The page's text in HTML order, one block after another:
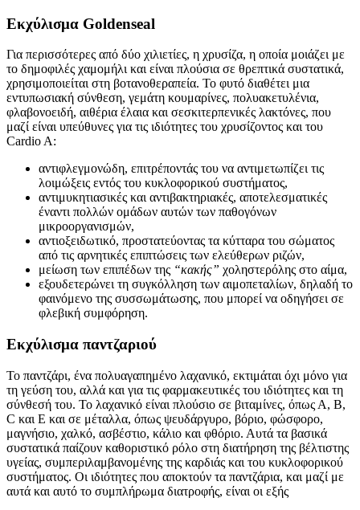
Εκχύλισμα Goldenseal
Για περισσότερες από δύο χιλιετίες, η χρυσίζα, η οποία μοιάζει με
το δημοφιλές χαμομήλι και είναι πλούσια σε θρεπτικά συστατικά,
χρησιμοποιείται στη βοτανοθεραπεία. Το φυτό διαθέτει μια
εντυπωσιακή σύνθεση, γεμάτη κουμαρίνες, πολυακετυλένια,
φλαβονοειδή, αιθέρια έλαια και σεσκιτερπενικές λακτόνες, που
μαζί είναι υπεύθυνες για τις ιδιότητες του χρυσίζοντος και του
Cardio A:
αντιφλεγμονώδη, επιτρέποντάς του να αντιμετωπίζει τις
λοιμώξεις εντός του κυκλοφορικού συστήματος,
αντιμυκητιασικές και αντιβακτηριακές, αποτελεσματικές
έναντι πολλών ομάδων αυτών των παθογόνων
μικροοργανισμών,
αντιοξειδωτικό, προστατεύοντας τα κύτταρα του σώματος
από τις αρνητικές επιπτώσεις των ελεύθερων ριζών,
μείωση των επιπέδων της “κακής” χοληστερόλης στο αίμα,
εξουδετερώνει τη συγκόλληση των αιμοπεταλίων, δηλαδή το
φαινόμενο της συσσωμάτωσης, που μπορεί να οδηγήσει σε
φλεβική συμφόρηση.
Εκχύλισμα παντζαριού
Το παντζάρι, ένα πολυαγαπημένο λαχανικό, εκτιμάται όχι μόνο για
τη γεύση του, αλλά και για τις φαρμακευτικές του ιδιότητες και τη
σύνθεσή του. Το λαχανικό είναι πλούσιο σε βιταμίνες, όπως Α, Β,
C και Ε και σε μέταλλα, όπως ψευδάργυρο, βόριο, φώσφορο,
μαγνήσιο, χαλκό, ασβέστιο, κάλιο και φθόριο. Αυτά τα βασικά
συστατικά παίζουν καθοριστικό ρόλο στη διατήρηση της βέλτιστης
υγείας, συμπεριλαμβανομένης της καρδιάς και του κυκλοφορικού
συστήματος. Οι ιδιότητες που αποκτούν τα παντζάρια, και μαζί με
αυτά και αυτό το συμπλήρωμα διατροφής, είναι οι εξής